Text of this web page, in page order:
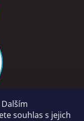
souhlas s jejich